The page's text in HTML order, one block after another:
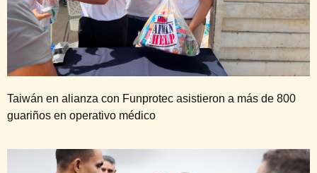
Taiwán en alianza con Funprotec asistieron a más de 800
guariños en operativo médico